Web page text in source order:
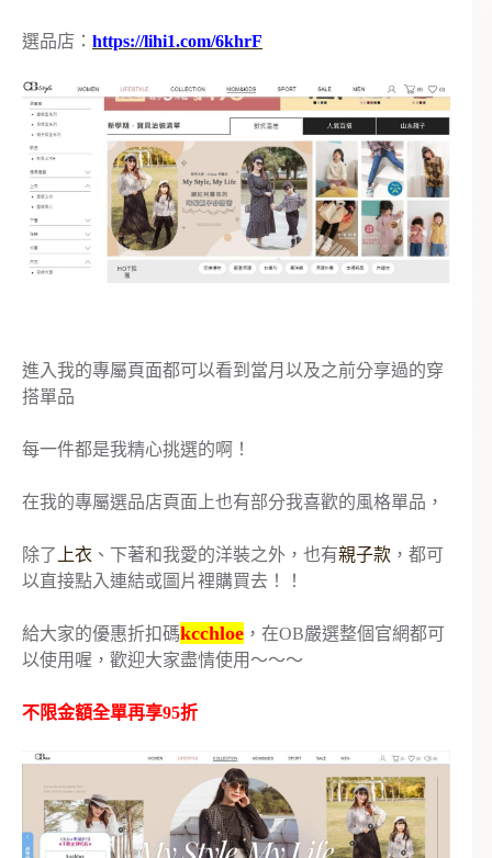
選品店： https://lihi1.com/6khrF
進入我的專屬頁面都可以看到當月以及之前分享過的穿
搭單品
每一件都是我精心挑選的啊！
在我的專屬選品店頁面上也有部分我喜歡的風格單品，
除了 上衣 、下著和我愛的洋裝之外，也有親子款 ，都可
以直接點入連結或圖片裡購買去！！
給大家的優惠折扣碼kcchloe ，在OB嚴選整個官網都可
以使用喔，歡迎大家盡情使用～～～
不限金額全單再享95折